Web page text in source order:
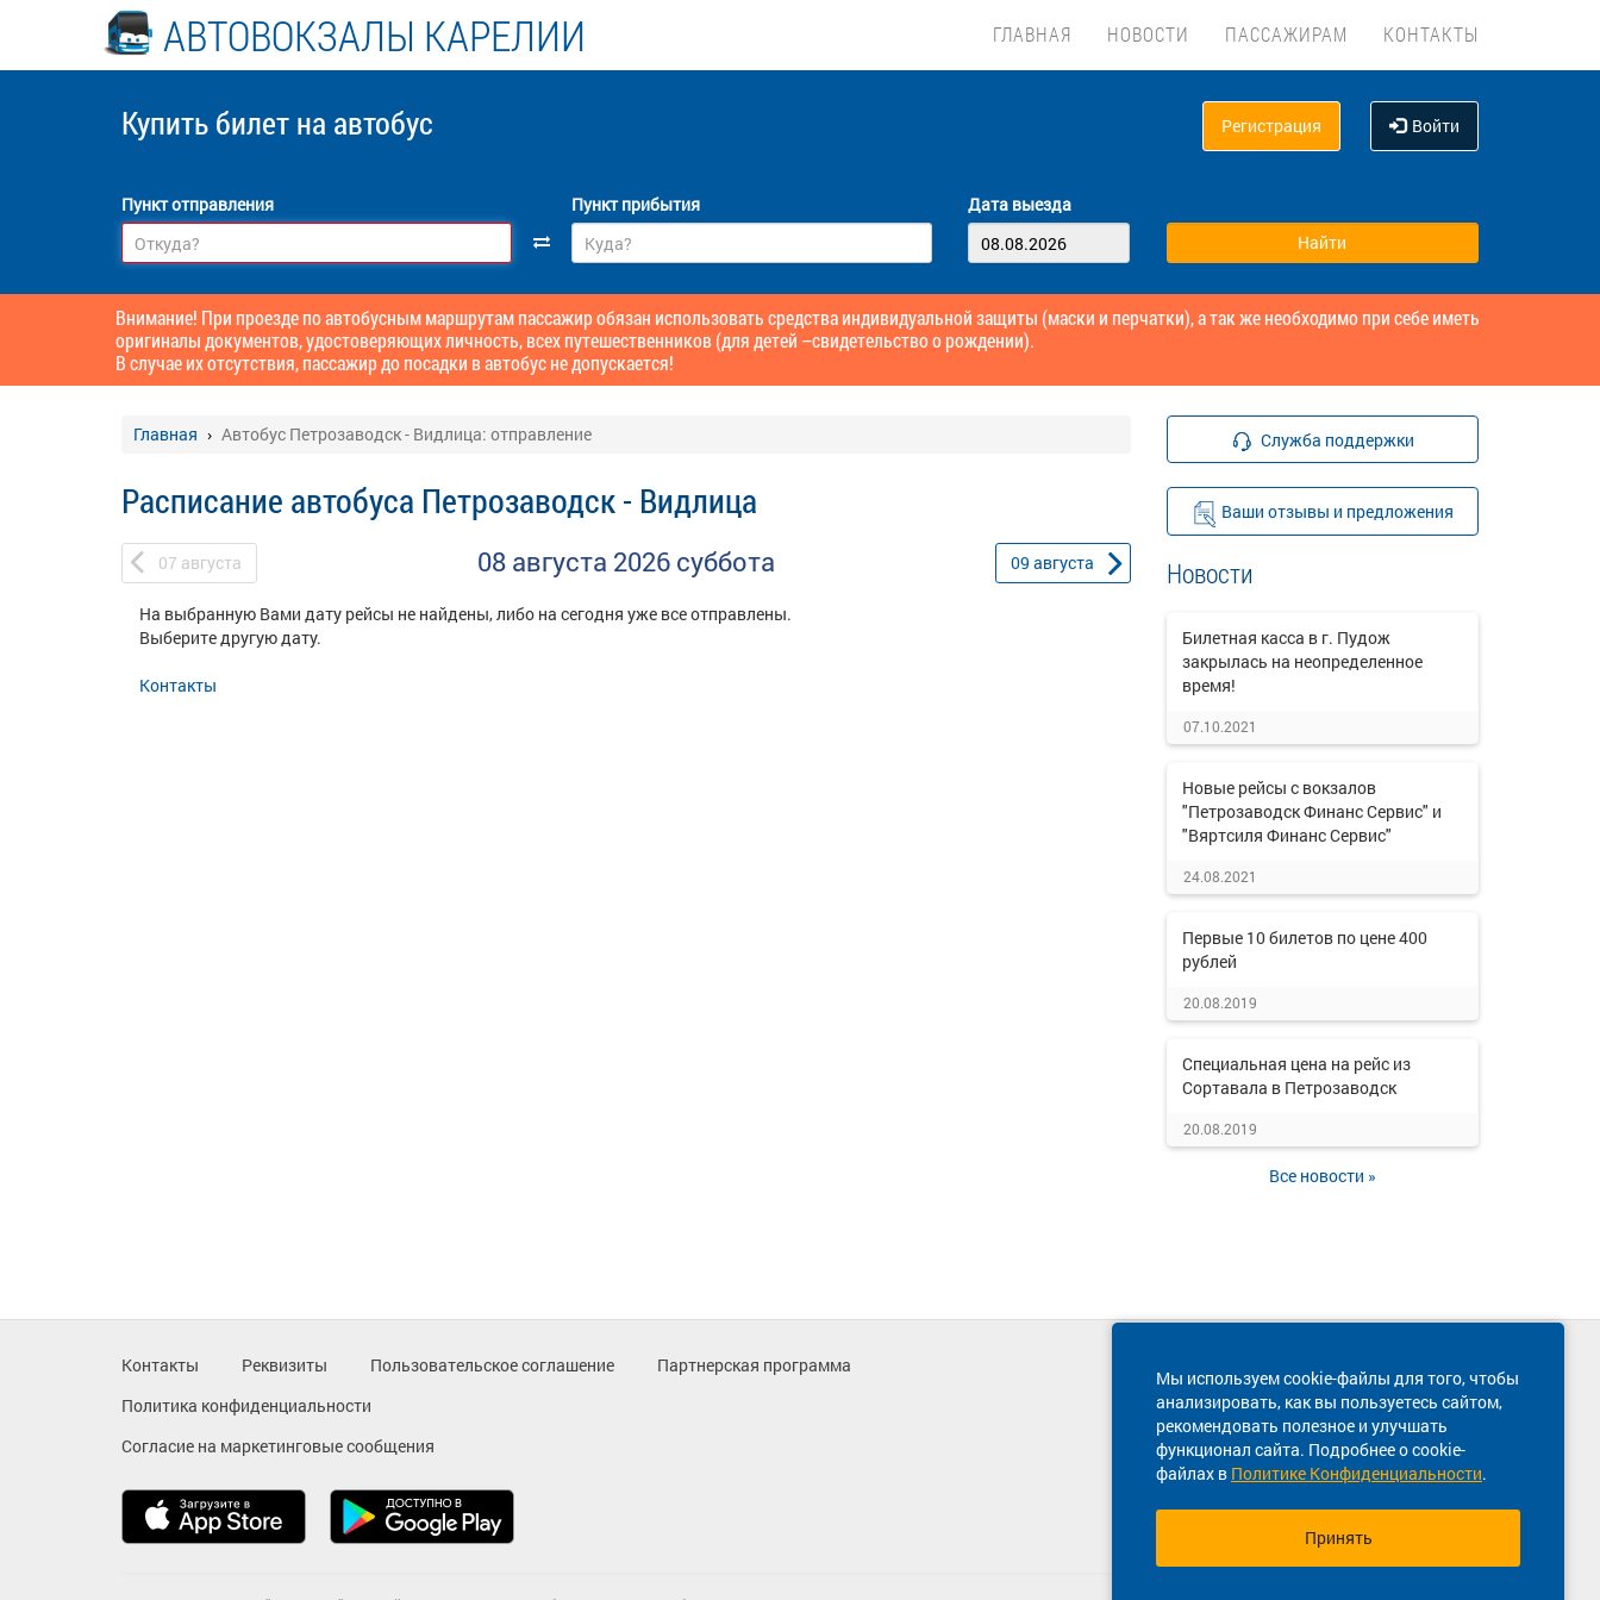
АВТОВОКЗАЛЫ КАРЕЛИИ ГЛАВНАЯ НОВОСТИ ПАССАЖИРАМ КОНТАКТЫ
Купить билет на автобус Регистрация Войти
Пункт отправления Пункт прибытия Дата выезда
Внимание! При проезде по автобусным маршрутам пассажир обязан использовать средства индивидуальной защиты (маски и перчатки), а так же необходимо при себе иметь
оригиналы документов, удостоверяющих личность, всех путешественников (для детей –свидетельство о рождении).
В случае их отсутствия, пассажир до посадки в автобус не допускается!
Главная Автобус Петрозаводск - Видлица: отправление
Расписание автобуса Петрозаводск - Видлица
07 августа 08 августа 2026 суббота 09 августа
На выбранную Вами дату рейсы не найдены, либо на сегодня уже все отправлены.
Выберите другую дату.
Контакты
Служба поддержки
Ваши отзывы и предложения
Новости
Билетная касса в г. Пудож
закрылась на неопределенное
время!
07.10.2021
Новые рейсы с вокзалов
"Петрозаводск Финанс Сервис" и
"Вяртсиля Финанс Сервис"
24.08.2021
Первые 10 билетов по цене 400
рублей
20.08.2019
Специальная цена на рейс из
Сортавала в Петрозаводск
20.08.2019
Все новости »
Мы используем cookie-файлы для того, чтобы
анализировать, как вы пользуетесь сайтом,
рекомендовать полезное и улучшать
функционал сайта. Подробнее о cookie-
файлах в Политике Конфиденциальности.
Принять
Контакты Реквизиты Пользовательское соглашение
Партнерская программа
Политика конфиденциальности
Согласие на маркетинговые сообщения
Техническая поддержка сайта
8 800 600-03-38